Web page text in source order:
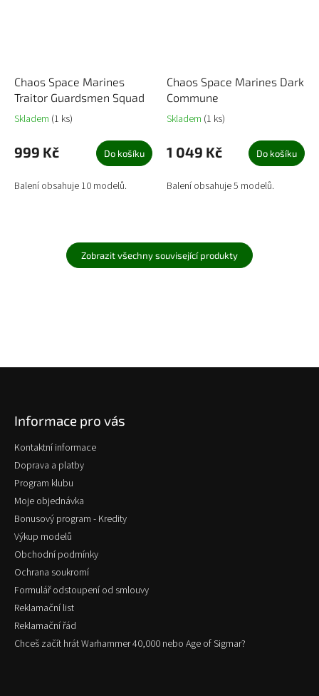
Chaos Space Marines
Traitor Guardsmen Squad
Skladem (1 ks)
999 Kč Do košíku
Balení obsahuje 10 modelů.
Chaos Space Marines Dark
Commune
Skladem (1 ks)
1 049 Kč Do košíku
Balení obsahuje 5 modelů.
Zobrazit všechny související produkty
Informace pro vás
Kontaktní informace
Doprava a platby
Program klubu
Moje objednávka
Bonusový program - Kredity
Výkup modelů
Obchodní podmínky
Ochrana soukromí
Formulář odstoupení od smlouvy
Reklamační list
Reklamační řád
Chceš začít hrát Warhammer 40,000 nebo Age of Sigmar?